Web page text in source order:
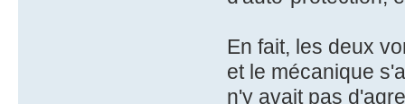
En fait, les deux
et le mécanique
n'y avait pas